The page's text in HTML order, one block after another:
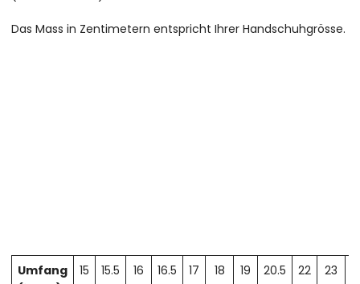
Das Mass in Zentimetern entspricht Ihrer Handschuhgrösse.
Umfang
15 15.5 16 16.5 17 18 19 20.5 22 23